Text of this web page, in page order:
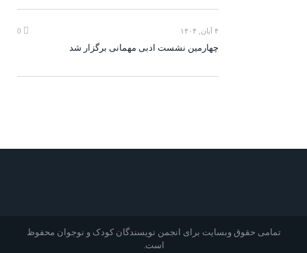
۴ آبان, ۱۴۰۴
چهارمین نشست ادبی مهمانی برگزار شد
تمامی حقوق وبسایت برای انجمن نویسندگان کودک و نوجوان محفوظ
است.